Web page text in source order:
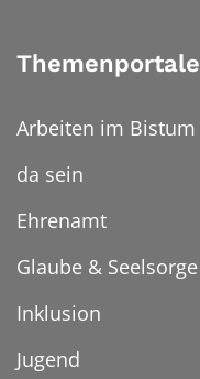
Themenportale
Arbeiten im Bistum
da sein
Ehrenamt
Glaube & Seelsorge
Inklusion
Jugend